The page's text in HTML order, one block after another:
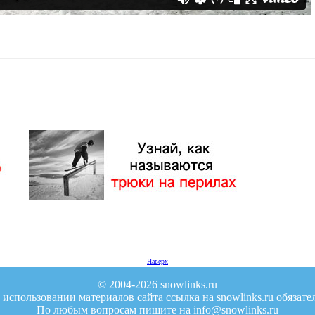
Наверх
© 2004-2026 snowlinks.ru
материалов сайта ссылка на snowlinks.ru
По любым вопросам пишите на info@snowlinks.ru